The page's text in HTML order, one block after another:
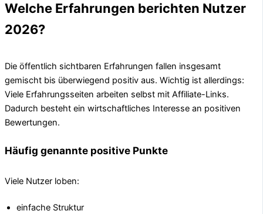
Welche Erfahrungen berichten Nutzer
2026?
Die öffentlich sichtbaren Erfahrungen fallen insgesamt
gemischt bis überwiegend positiv aus. Wichtig ist allerdings:
Viele Erfahrungsseiten arbeiten selbst mit Affiliate-Links.
Dadurch besteht ein wirtschaftliches Interesse an positiven
Bewertungen.
Häufig genannte positive Punkte
Viele Nutzer loben:
einfache Struktur